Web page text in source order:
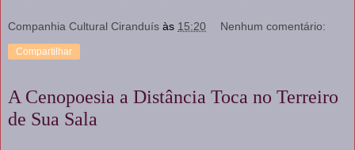
Companhia Cultural Ciranduís às 15:20 Nenhum comentário:
Compartilhar
A Cenopoesia a Distância Toca no Terreiro
de Sua Sala